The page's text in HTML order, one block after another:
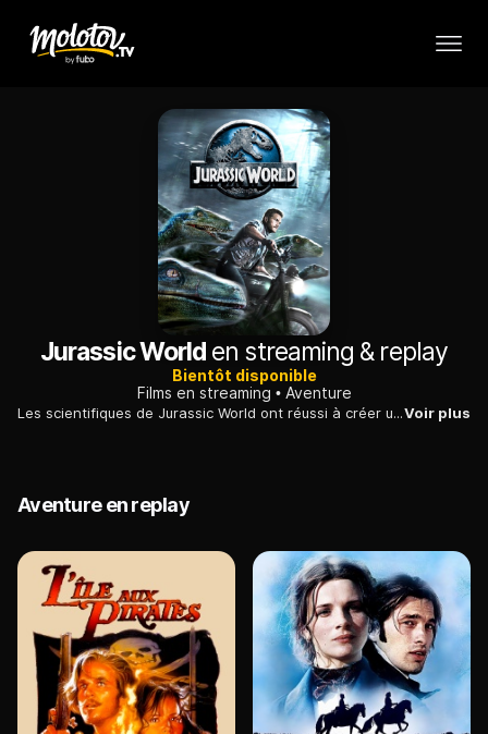
Jurassic World en streaming & replay
Bientôt disponible
Films en streaming
Aventure
Les scientifiques de Jurassic World ont réussi à créer un nouveau spécimen de dinosaure génétiquement modifié. Mais le monstre s'échappe et sème la terreur.Voir plus
Aventure en replay